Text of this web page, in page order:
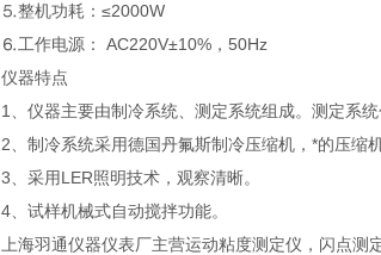
⒌整机功耗：≤2000W
⒍工作电源： AC220V±10%，50Hz
仪器特点
1、仪器主要由制冷系统、测定系统组成。测定系
2、制冷系统采用德国丹氟斯制冷压缩机，*的压缩
3、采用LER照明技术，观察清晰。
4、试样机械式自动搅拌功能。
上海羽通仪器仪表厂主营运动粘度测定仪，闪点